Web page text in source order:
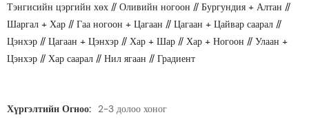
Тэнгисийн цэргийн хөх // Оливийн ногоон // Бургундия + Алтан //
Шаргал + Хар // Гаа ногоон + Цагаан // Цагаан + Цайвар саарал //
Цэнхэр // Цагаан + Цэнхэр // Хар + Шар // Хар + Ногоон // Улаан +
Цэнхэр // Хар саарал // Нил ягаан // Градиент
Хүргэлтийн Огноо:
2-3 долоо хоног